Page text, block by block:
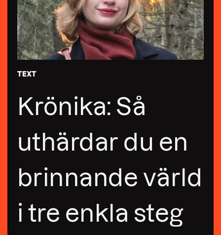
TEXT
Krönika: Så
uthärdar du en
brinnande värld
i tre enkla steg